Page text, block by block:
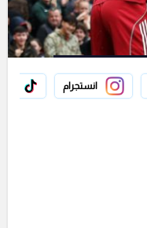
انستجرام